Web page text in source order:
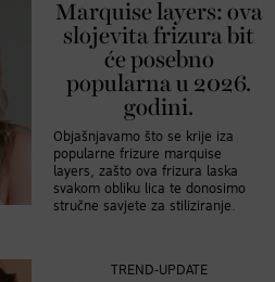
Marquise layers: ova
slojevita frizura bit
će posebno
popularna u 2026.
godini.
Objašnjavamo što se krije iza
popularne frizure marquise
layers, zašto ova frizura laska
svakom obliku lica te donosimo
stručne savjete za stiliziranje.
TREND-UPDATE